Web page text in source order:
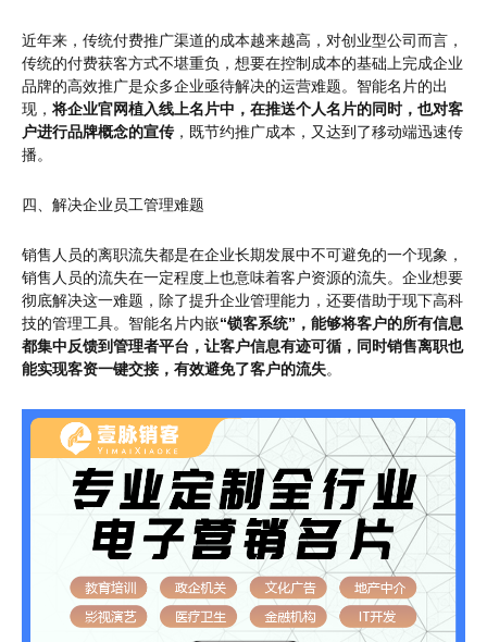
近年来，传统付费推广渠道的成本越来越高，对创业型公司而言，
传统的付费获客方式不堪重负，想要在控制成本的基础上完成企业
品牌的高效推广是众多企业亟待解决的运营难题。智能名片的出
现， 将企业官网植入线上名片中，在推送个人名片的同时，也对客
户进行品牌概念的宣传 ，既节约推广成本，又达到了移动端迅速传
播。
四、解决企业员工管理难题
销售人员的离职流失都是在企业长期发展中不可避免的一个现象，
销售人员的流失在一定程度上也意味着客户资源的流失。企业想要
彻底解决这一难题，除了提升企业管理能力，还要借助于现下高科
技的管理工具。智能名片内嵌“锁客系统”，能够将客户的所有信息
都集中反馈到管理者平台，让客户信息有迹可循，同时销售离职也
能实现客资一键交接，有效避免了客户的流失。